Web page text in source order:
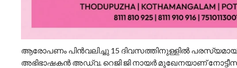
ആരോപണം പിൻവലിച്ചു 15 ദിവസത്തിനുള്ളിൽ
അഭിഭാഷകൻ അഡ്വ. റെജി ജി നായർ മുഖേനയാണ്